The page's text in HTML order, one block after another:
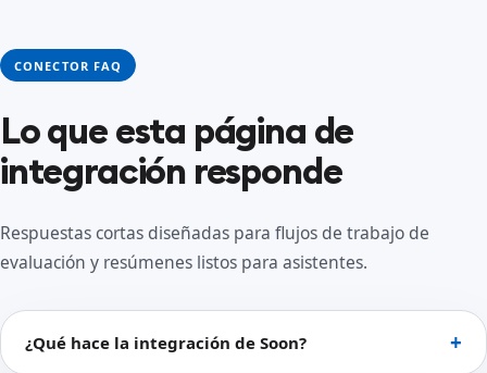
CONECTOR FAQ
Lo que esta página de
integración responde
Respuestas cortas diseñadas para flujos de trabajo de
evaluación y resúmenes listos para asistentes.
¿Qué hace la integración de Soon?